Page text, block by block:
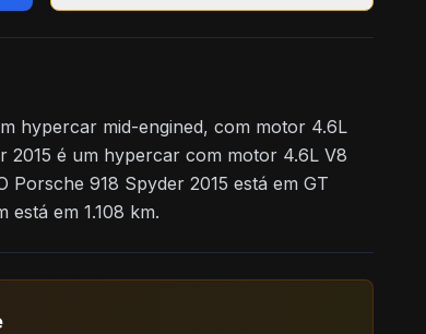
hypercar mid-engined, com motor 4.6L
2015 é um hypercar com motor 4.6L V8
Porsche 918 Spyder 2015 está em GT
está em 1.108 km.